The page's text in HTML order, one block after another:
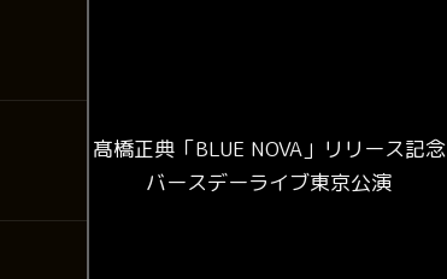
髙橋正典「BLUE NOVA」リリース記念
バースデーライブ東京公演